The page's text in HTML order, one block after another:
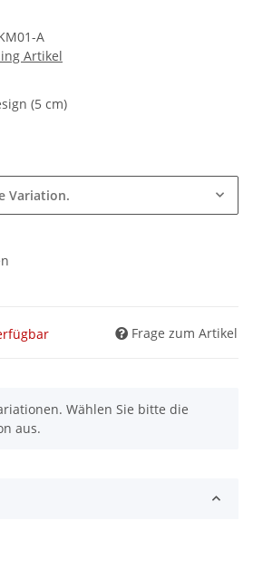
A
Artikel
(5 cm)
Variation.
Frage zum Artikel
Wählen Sie bitte die
aus.